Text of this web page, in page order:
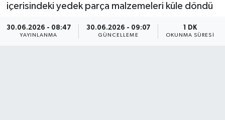
içerisindeki yedek parça malzemeleri küle döndü
30.06.2026 - 08:47
YAYINLANMA
30.06.2026 - 09:07
GÜNCELLEME
1 DK
OKUNMA SÜRESI
SİYASET
SAĞLIK
Haber Arşivi